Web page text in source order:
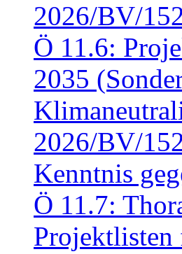
2026/BV/
Ö 11.6:
2035
2026/BV/
Kenntnis
Ö 11.7:
Projektlisten